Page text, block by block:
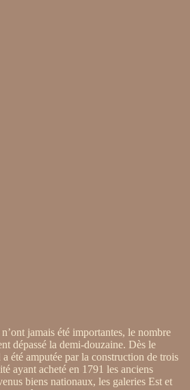
jamais été importantes, le nombre
dépassé la demi-douzaine. Dès le
été amputée par la construction de trois
ayant acheté en 1791 les anciens
biens nationaux, les galeries Est et